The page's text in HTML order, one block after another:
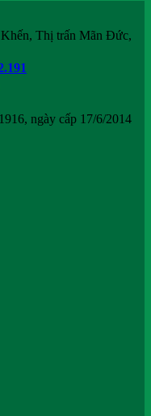
Thị trấn Mãn Đức,
ngày cấp 17/6/2014